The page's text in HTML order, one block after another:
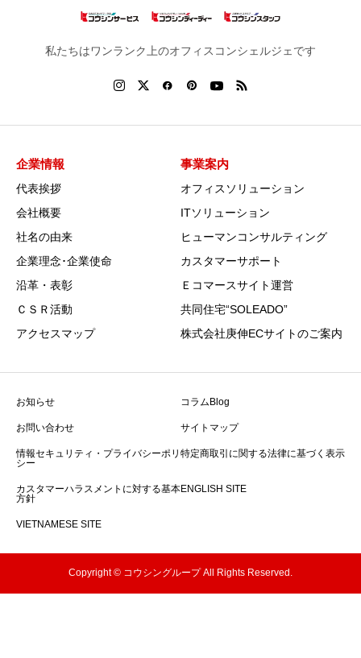
私たちはワンランク上のオフィスコンシェルジェです
企業情報
代表挨拶
会社概要
社名の由来
企業理念･企業使命
沿革・表彰
ＣＳＲ活動
アクセスマップ
事業案内
オフィスソリューション
ITソリューション
ヒューマンコンサルティング
カスタマーサポート
Ｅコマースサイト運営
共同住宅“SOLEADO”
株式会社庚伸ECサイトのご案内
お知らせ コラムBlog
お問い合わせ サイトマップ
情報セキュリティ・プライバシーポリ
シー
特定商取引に関する法律に基づく表示
カスタマーハラスメントに対する基本
方針
ENGLISH SITE
VIETNAMESE SITE
Copyright © コウシングループ All Rights Reserved.